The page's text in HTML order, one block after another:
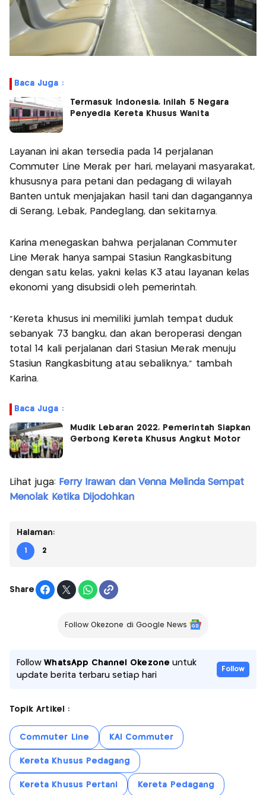
Baca Juga :
Termasuk Indonesia, Inilah 5 Negara
Penyedia Kereta Khusus Wanita
Layanan ini akan tersedia pada 14 perjalanan
Commuter Line Merak per hari, melayani masyarakat,
khususnya para petani dan pedagang di wilayah
Banten untuk menjajakan hasil tani dan dagangannya
di Serang, Lebak, Pandeglang, dan sekitarnya.
Karina menegaskan bahwa perjalanan Commuter
Line Merak hanya sampai Stasiun Rangkasbitung
dengan satu kelas, yakni kelas K3 atau layanan kelas
ekonomi yang disubsidi oleh pemerintah.
“Kereta khusus ini memiliki jumlah tempat duduk
sebanyak 73 bangku, dan akan beroperasi dengan
total 14 kali perjalanan dari Stasiun Merak menuju
Stasiun Rangkasbitung atau sebaliknya,” tambah
Karina.
Baca Juga :
Mudik Lebaran 2022, Pemerintah Siapkan
Gerbong Kereta Khusus Angkut Motor
Lihat juga: Ferry Irawan dan Venna Melinda Sempat
Menolak Ketika Dijodohkan
Halaman:
1 2
Share
Follow Okezone di Google News
FollowWhatsApp Channel Okezone untuk
update berita terbaru setiap hari
Follow
Topik Artikel :
Commuter Line KAI Commuter
Kereta Khusus Pedagang
Kereta Khusus Pertani Kereta Pedagang